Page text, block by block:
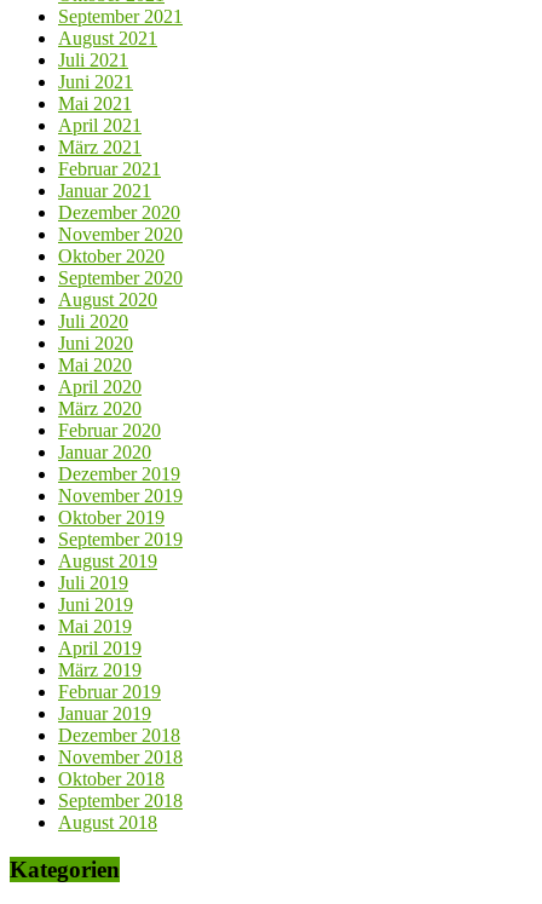
September 2021
August 2021
Juli 2021
Juni 2021
Mai 2021
April 2021
März 2021
Februar 2021
Januar 2021
Dezember 2020
November 2020
Oktober 2020
September 2020
August 2020
Juli 2020
Juni 2020
Mai 2020
April 2020
März 2020
Februar 2020
Januar 2020
Dezember 2019
November 2019
Oktober 2019
September 2019
August 2019
Juli 2019
Juni 2019
Mai 2019
April 2019
März 2019
Februar 2019
Januar 2019
Dezember 2018
November 2018
Oktober 2018
September 2018
August 2018
Kategorien